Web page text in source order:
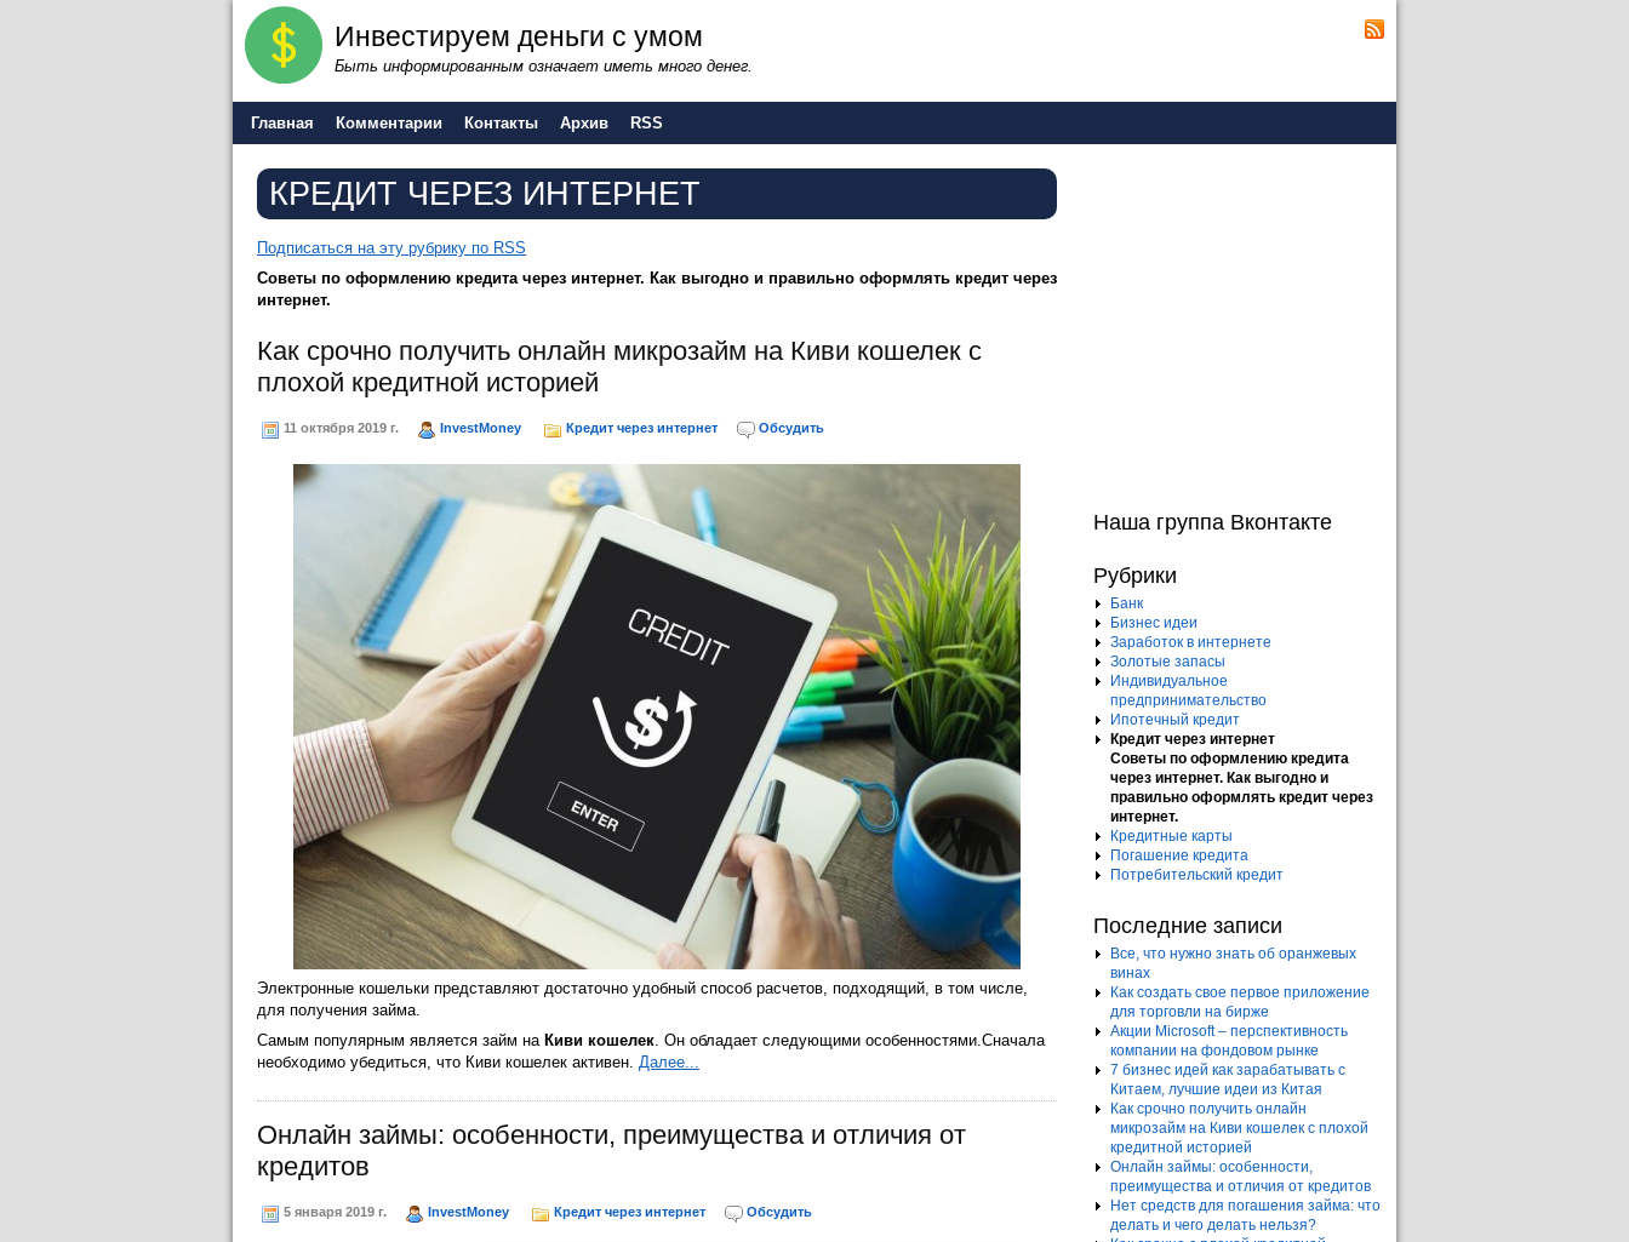
Инвестируем деньги с умом
Быть информированным означает иметь много денег.
Главная Комментарии Контакты Архив RSS
КРЕДИТ ЧЕРЕЗ ИНТЕРНЕТ
Подписаться на эту рубрику по RSS
Советы по оформлению кредита через интернет. Как выгодно и правильно оформлять кредит через
интернет.
Как срочно получить онлайн микрозайм на Киви кошелек с
плохой кредитной историей
11 октября 2019 г. InvestMoney Кредит через интернет Обсудить
Электронные кошельки представляют достаточно удобный способ расчетов, подходящий, в том числе,
для получения займа.
Самым популярным является займ на Киви кошелек. Он обладает следующими особенностями.Сначала
необходимо убедиться, что Киви кошелек активен. Далее...
Онлайн займы: особенности, преимущества и отличия от
кредитов
5 января 2019 г. InvestMoney Кредит через интернет Обсудить
Наша группа Вконтакте
Рубрики
Банк
Бизнес идеи
Заработок в интернете
Золотые запасы
Индивидуальное
предпринимательство
Ипотечный кредит
Кредит через интернет
Советы по оформлению кредита
через интернет. Как выгодно и
правильно оформлять кредит через
интернет.
Кредитные карты
Погашение кредита
Потребительский кредит
Последние записи
Все, что нужно знать об оранжевых
винах
Как создать свое первое приложение
для торговли на бирже
Акции Microsoft – перспективность
компании на фондовом рынке
7 бизнес идей как зарабатывать с
Китаем, лучшие идеи из Китая
Как срочно получить онлайн
микрозайм на Киви кошелек с плохой
кредитной историей
Онлайн займы: особенности,
преимущества и отличия от кредитов
Нет средств для погашения займа: что
делать и чего делать нельзя?